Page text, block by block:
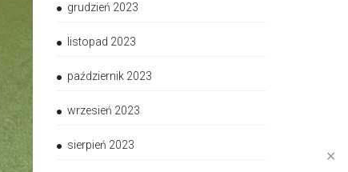
✕
grudzień 2023
listopad 2023
październik 2023
wrzesień 2023
sierpień 2023